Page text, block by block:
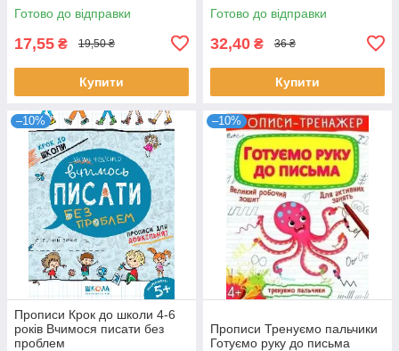
Готово до відправки
17,55 ₴ 19,50 ₴
Купити
Готово до відправки
32,40 ₴ 36 ₴
Купити
–10%
Прописи Крок до школи 4-6
років Вчимося писати без
проблем
–10%
Прописи Тренуємо пальчики
Готуємо руку до письма